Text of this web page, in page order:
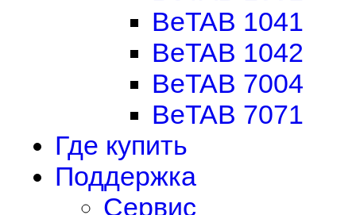
BeTAB 1041
BeTAB 1042
BeTAB 7004
BeTAB 7071
Где купить
Поддержка
Сервис